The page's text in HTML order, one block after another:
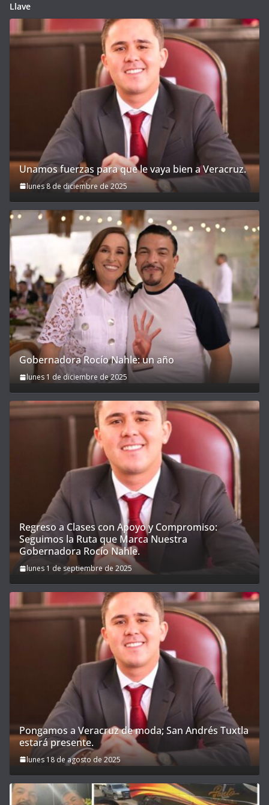
Llave
Unamos fuerzas para que le vaya bien a Veracruz.
lunes 8 de diciembre de 2025
Gobernadora Rocío Nahle: un año
lunes 1 de diciembre de 2025
Regreso a Clases con Apoyo y Compromiso:
Seguimos la Ruta que Marca Nuestra
Gobernadora Rocío Nahle.
lunes 1 de septiembre de 2025
Pongamos a Veracruz de moda; San Andrés Tuxtla
estará presente.
lunes 18 de agosto de 2025